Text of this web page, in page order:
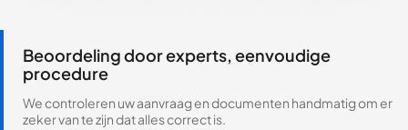
Beoordeling door experts, eenvoudige
procedure
We controleren uw aanvraag en documenten handmatig om er
zeker van te zijn dat alles correct is.